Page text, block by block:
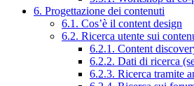
6. Progettazione dei contenuti
6.1. Cos’è il content design
6.2. Ricerca utente sui
6.2.1. Content
6.2.2. Dati di ricerca
6.2.3. Ricerca tramite